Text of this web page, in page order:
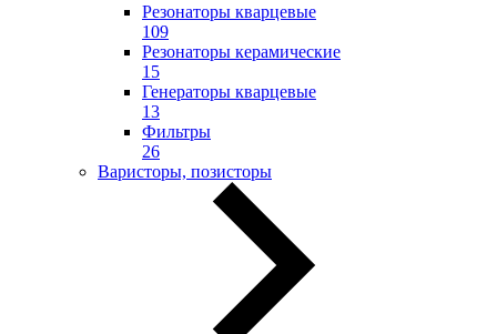
Резонаторы кварцевые
109
Резонаторы керамические
15
Генераторы кварцевые
13
Фильтры
26
Варисторы, позисторы